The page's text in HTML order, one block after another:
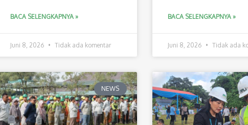
BACA SELENGKAPNYA »
Juni 8, 2026 Tidak ada komentar
BACA SELENGKAPNYA »
Juni 8, 2026 Tidak ada
NEWS